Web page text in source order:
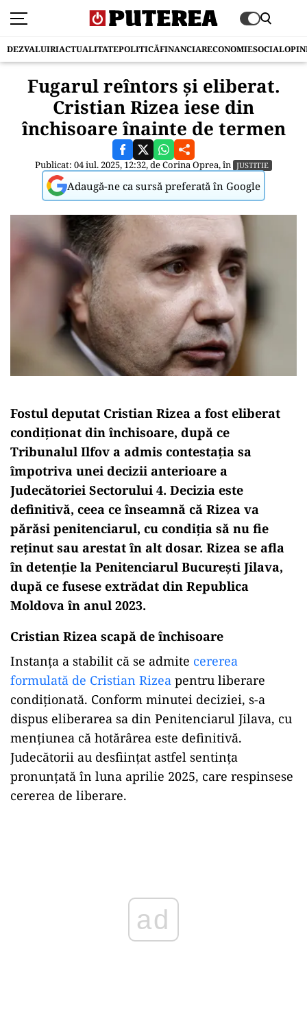
DEZVALUIRIACTUALITATEPOLITICĂFINANCIARECONOMIESOCIAL
Fugarul reîntors și eliberat.
Cristian Rizea iese din
închisoare înainte de termen
Publicat: 04 iul. 2025, 12:32, deCorina Oprea, în JUSTITIE
Adaugă-ne ca sursă preferată în Google
Fostul deputat Cristian Rizea a fost eliberat
condiționat din închisoare, după ce
Tribunalul Ilfov a admis contestația sa
împotriva unei decizii anterioare a
Judecătoriei Sectorului 4. Decizia este
definitivă, ceea ce înseamnă că Rizea va
părăsi penitenciarul, cu condiția să nu fie
reținut sau arestat în alt dosar. Rizea se afla
în detenție la Penitenciarul București Jilava,
după ce fusese extrădat din Republica
Moldova în anul 2023.
Cristian Rizea scapă de închisoare
Instanța a stabilit că se admite cererea
formulată de Cristian Rizea pentru liberare
condiționată. Conform minutei deciziei, s-a
dispus eliberarea sa din Penitenciarul Jilava, cu
mențiunea că hotărârea este definitivă.
Judecătorii au desființat astfel sentința
pronunțată în luna aprilie 2025, care respinsese
cererea de liberare.
ad